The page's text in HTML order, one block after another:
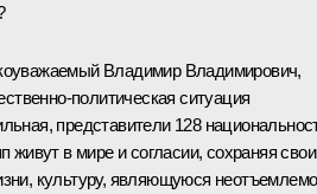
Владимир Владимирович,
политическая ситуация
представители 128
живут в мире и согласии, сохраняя свои
культуру, являющуюся